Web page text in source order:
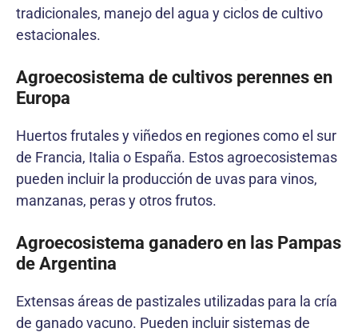
tradicionales, manejo del agua y ciclos de cultivo
estacionales.
Agroecosistema de cultivos perennes en
Europa
Huertos frutales y viñedos en regiones como el sur
de Francia, Italia o España. Estos agroecosistemas
pueden incluir la producción de uvas para vinos,
manzanas, peras y otros frutos.
Agroecosistema ganadero en las Pampas
de Argentina
Extensas áreas de pastizales utilizadas para la cría
de ganado vacuno. Pueden incluir sistemas de